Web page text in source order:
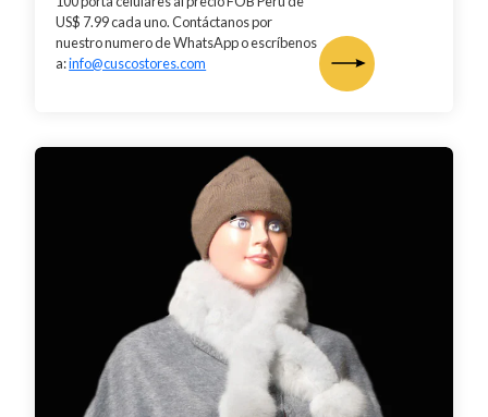
US$ 7.99 cada uno. Contáctanos por
nuestro numero de WhatsApp o escríbenos
a:info@cuscostores.com